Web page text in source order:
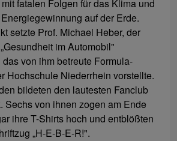
fatalen Folgen für das Klima und
auf der Erde.
setzte Prof. Michael Heber, der
im Automobil"
von ihm betreute Formula-
Hochschule Niederrhein vorstellte.
bildeten den lautesten Fanclub
Sechs von ihnen zogen am Ende
ihre T-Shirts hoch und entblößten
„H-E-B-E-R!".